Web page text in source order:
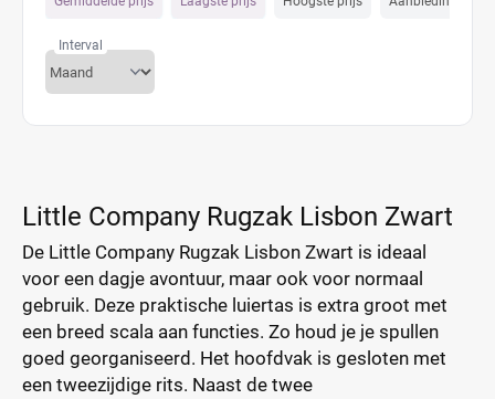
Interval
Little Company Rugzak Lisbon Zwart
De Little Company Rugzak Lisbon Zwart is ideaal
voor een dagje avontuur, maar ook voor normaal
gebruik. Deze praktische luiertas is extra groot met
een breed scala aan functies. Zo houd je je spullen
goed georganiseerd. Het hoofdvak is gesloten met
een tweezijdige rits. Naast de twee